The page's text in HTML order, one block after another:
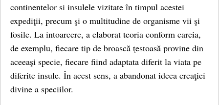
continentelor si insulele vizitate în timpul acestei
expediţii, precum şi o multitudine de organisme vii şi
fosile. La intoarcere, a elaborat teoria conform careia,
de exemplu, fiecare tip de broască ţestoasă provine din
aceeaşi specie, fiecare fiind adaptata diferit la viata pe
diferite insule. În acest sens, a abandonat ideea creaţiei
divine a speciilor.